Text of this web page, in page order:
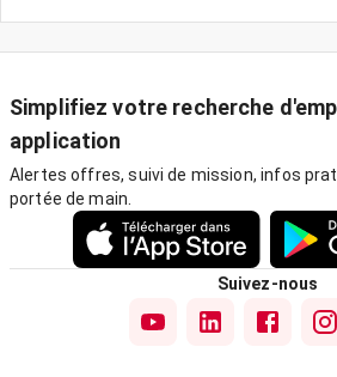
Simplifiez votre recherche
application
Alertes offres, suivi de mission, infos
portée de main.
Suivez-nous